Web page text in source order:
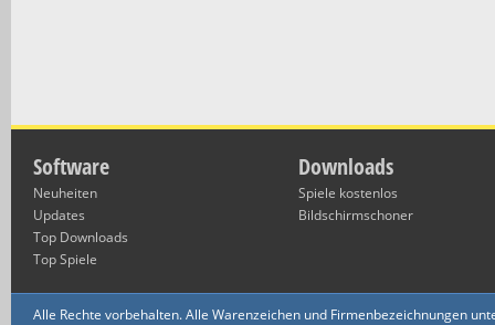
Software
Neuheiten
Updates
Top Downloads
Top Spiele
Downloads
Spiele kostenlos
Bildschirmschoner
Alle Rechte vorbehalten. Alle Warenzeichen und Firmenbezeichnungen